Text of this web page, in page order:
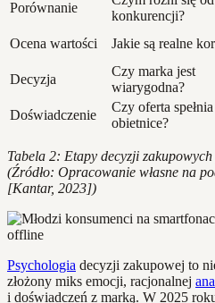
Porównanie
konkurencji?
Ocena wartości Jakie są realne
Decyzja
Czy marka jest
wiarygodna?
Doświadczenie
Czy oferta spełnia
obietnice?
Tabela 2: Etapy decyzji
(Źródło: Opracowanie własne na
[Kantar, 2023])
Psychologia decyzji zakupowej to
złożony miks emocji, racjonalnej
i doświadczeń z marką. W 2025